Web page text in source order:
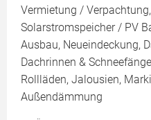
Vermietung /
Solarstromspeicher / PV
Ausbau, Neueindeckung,
Dachrinnen &
Rollläden, Jalousien,
Außendämmung